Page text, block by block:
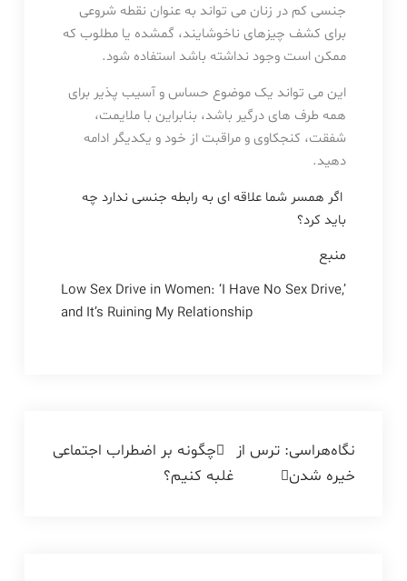
جنسی کم در زنان می تواند به عنوان نقطه شروعی
برای کشف چیزهای ناخوشایند، گمشده یا مطلوب که
ممکن است وجود نداشته باشد استفاده شود.
این می تواند یک موضوع حساس و آسیب پذیر برای
همه طرف های درگیر باشد، بنابراین با ملایمت،
شفقت، کنجکاوی و مراقبت از خود و یکدیگر ادامه
دهید.
اگر همسر شما علاقه ای به رابطه جنسی ندارد چه
باید کرد؟
منبع
Low Sex Drive in Women: ‘I Have No Sex Drive,’
and It’s Ruining My Relationship
راهبری
نوشته
چگونه بر اضطراب اجتماعی
غلبه کنیم؟
نگاه‌هراسی: ترس از
خیره شدن